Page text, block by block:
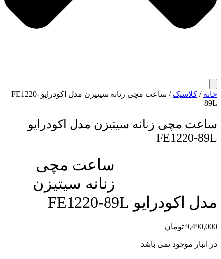
خانه / کلاسیک
/ ساعت مچی زنانه سیتیزن مدل اکودرایو FE1220-
89L
ساعت مچی زنانه سیتیزن مدل اکودرایو
FE1220-89L
ساعت مچی
زنانه سیتیزن
مدل اکودرایو FE1220-89L
9,490,000 تومان
در انبار موجود نمی باشد